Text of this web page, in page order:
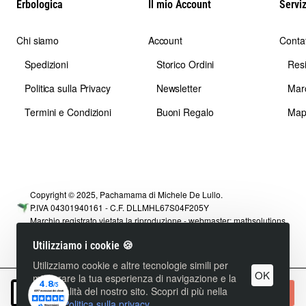
Utilizziamo i cookie 🍪
Utilizziamo cookie e altre tecnologie simili per
migliorare la tua esperienza di navigazione e la
funzionalità del nostro sito. Scopri di più nella
OK
+ Carrello
Erbologica
Chi siamo
Spedizioni
Politica sulla Privacy
Termini e Condizioni
Il mio Account
Account
Storico Ordini
Newsletter
Buoni Regalo
Copyright © 2025, Pachamama di Michele De Lullo.
P.IVA 04301940161 - C.F. DLLMHL67S04F205Y
Marchio registrato vietata la riproduzione - webmaster:mathsolutions